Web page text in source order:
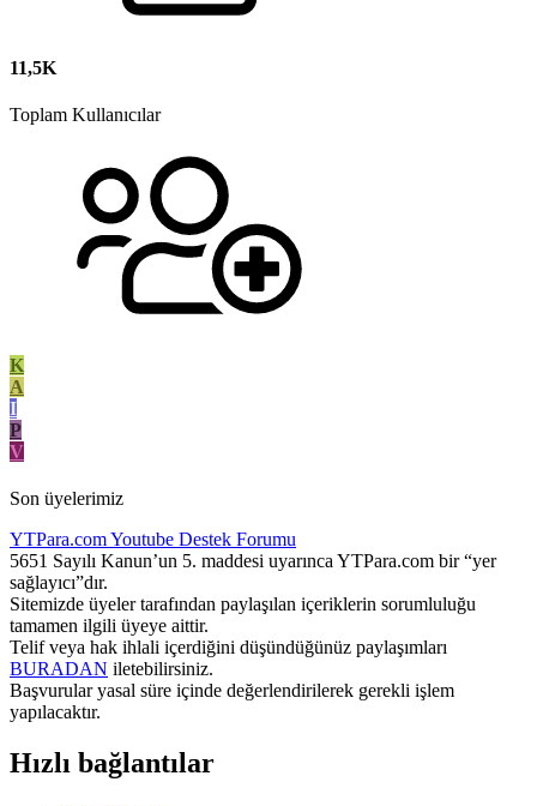
11,5K
Toplam Kullanıcılar
K
A
I
P
V
Son üyelerimiz
YTPara.comYoutube Destek Forumu
5651 Sayılı Kanun’un 5. maddesi uyarınca YTPara.com bir “yer
sağlayıcı”dır.
Sitemizde üyeler tarafından paylaşılan içeriklerin sorumluluğu
tamamen ilgili üyeye aittir.
Telif veya hak ihlali içerdiğini düşündüğünüz paylaşımları
BURADAN iletebilirsiniz.
Başvurular yasal süre içinde değerlendirilerek gerekli işlem
yapılacaktır.
Hızlı bağlantılar